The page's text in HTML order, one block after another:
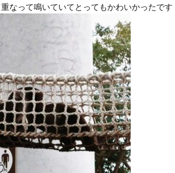
なって鳴いていてとってもかわいかったです